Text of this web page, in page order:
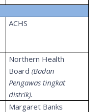
ACHS
Northern Health
Board(Badan
Pengawas tingkat
distrik).
Margaret Banks